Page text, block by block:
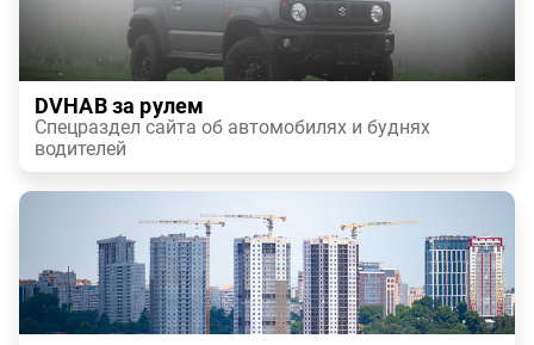
DVHAB за рулем
Спецраздел сайта об автомобилях и буднях
водителей